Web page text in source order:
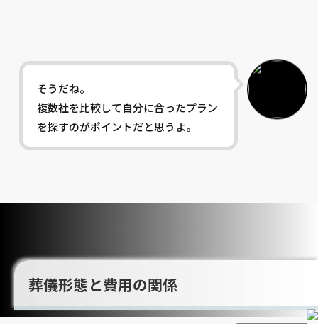
そうだね。
複数社を比較して自分に合ったプラン
を探すのがポイントだと思うよ。
葬儀形態と費用の関係